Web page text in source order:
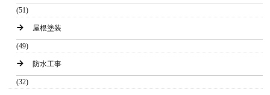
(51)
屋根塗装
(49)
防水工事
(32)